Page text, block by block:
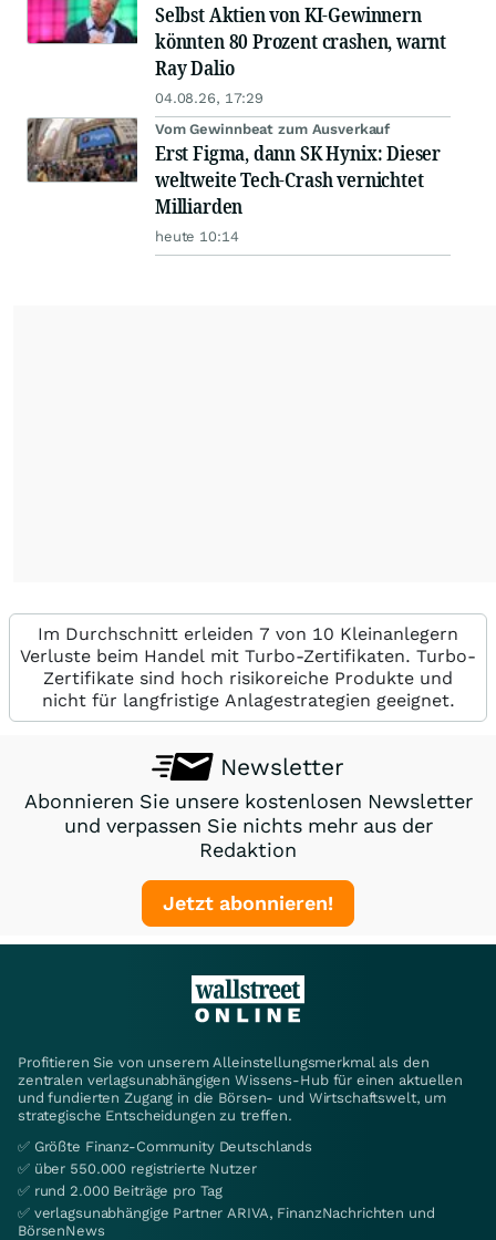
Selbst Aktien von KI-Gewinnern
könnten 80 Prozent crashen, warnt
Ray Dalio
04.08.26, 17:29
Vom Gewinnbeat zum Ausverkauf
Erst Figma, dann SK Hynix: Dieser
weltweite Tech-Crash vernichtet
Milliarden
heute 10:14
Im Durchschnitt erleiden 7 von 10 Kleinanlegern
Verluste beim Handel mit Turbo-Zertifikaten. Turbo-
Zertifikate sind hoch risikoreiche Produkte und
nicht für langfristige Anlagestrategien geeignet.
Newsletter
Abonnieren Sie unsere kostenlosen Newsletter
und verpassen Sie nichts mehr aus der
Redaktion
Jetzt abonnieren!
Profitieren Sie von unserem Alleinstellungsmerkmal als den
zentralen verlagsunabhängigen Wissens-Hub für einen aktuellen
und fundierten Zugang in die Börsen- und Wirtschaftswelt, um
strategische Entscheidungen zu treffen.
✅ Größte Finanz-Community Deutschlands
✅ über 550.000 registrierte Nutzer
✅ rund 2.000 Beiträge pro Tag
✅ verlagsunabhängige Partner ARIVA, FinanzNachrichten und
BörsenNews